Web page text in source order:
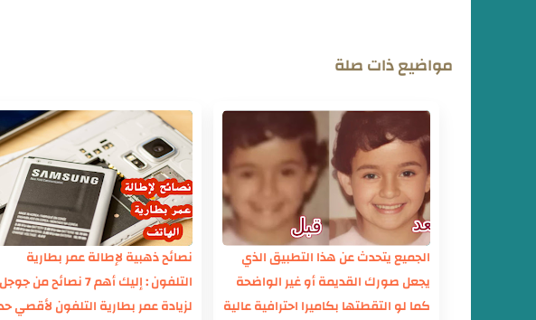
مواضيع ذات صلة
الجميع يتحدث عن هذا التطبيق الذي
يجعل صورك القديمة أو غير الواضحة
كما لو التقطتها بكاميرا احترافية عالية
نصائح ذهبية لإطالة عمر بطارية
التلفون : إليك أهم 7 نصائح من جوجل
لزيادة عمر بطارية التلفون لأقصي